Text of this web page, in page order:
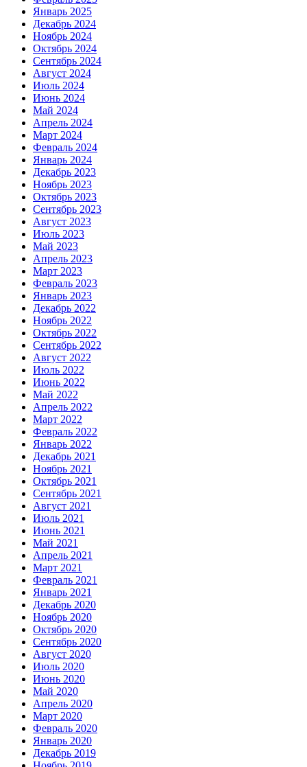
Январь 2025
Декабрь 2024
Ноябрь 2024
Октябрь 2024
Сентябрь 2024
Август 2024
Июль 2024
Июнь 2024
Май 2024
Апрель 2024
Март 2024
Февраль 2024
Январь 2024
Декабрь 2023
Ноябрь 2023
Октябрь 2023
Сентябрь 2023
Август 2023
Июль 2023
Май 2023
Апрель 2023
Март 2023
Февраль 2023
Январь 2023
Декабрь 2022
Ноябрь 2022
Октябрь 2022
Сентябрь 2022
Август 2022
Июль 2022
Июнь 2022
Май 2022
Апрель 2022
Март 2022
Февраль 2022
Январь 2022
Декабрь 2021
Ноябрь 2021
Октябрь 2021
Сентябрь 2021
Август 2021
Июль 2021
Июнь 2021
Май 2021
Апрель 2021
Март 2021
Февраль 2021
Январь 2021
Декабрь 2020
Ноябрь 2020
Октябрь 2020
Сентябрь 2020
Август 2020
Июль 2020
Июнь 2020
Май 2020
Апрель 2020
Март 2020
Февраль 2020
Январь 2020
Декабрь 2019